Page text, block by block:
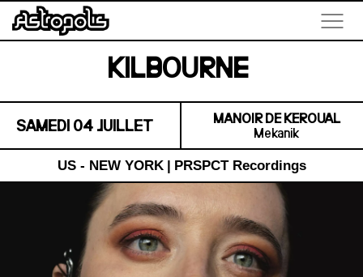
KILBOURNE
SAMEDI 04 JUILLET
MANOIR DE KEROUAL
Mekanik
US - NEW YORK | PRSPCT Recordings